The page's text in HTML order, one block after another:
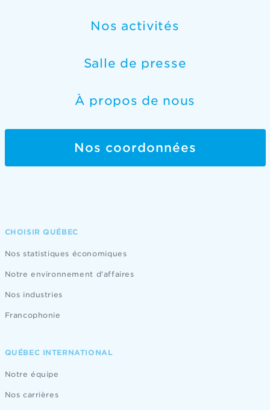
Nos activités
Salle de presse
À propos de nous
Nos coordonnées
CHOISIR QUÉBEC
Nos statistiques économiques
Notre environnement d'affaires
Nos industries
Francophonie
QUÉBEC INTERNATIONAL
Notre équipe
Nos carrières